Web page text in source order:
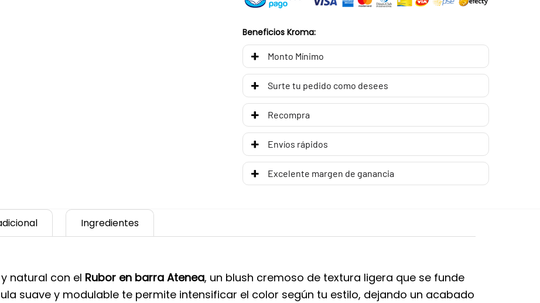
Beneficios Kroma:
Monto Mínimo
Surte tu pedido como desees
Recompra
Envíos rápidos
Excelente margen de ganancia
Ingredientes
natural con el Rubor en barra Atenea, un blush cremoso de textura ligera que se funde
suave y modulable te permite intensificar el color según tu estilo, dejando un acabado